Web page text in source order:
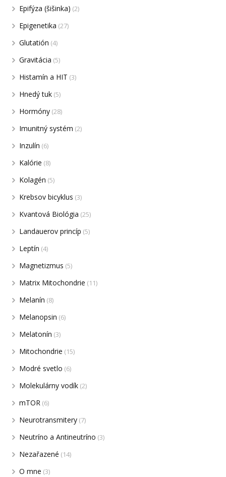
Epifýza (šišinka) (2)
Epigenetika (27)
Glutatión (4)
Gravitácia (5)
Histamín a HIT (3)
Hnedý tuk (5)
Hormóny (28)
Imunitný systém (2)
Inzulín (6)
Kalórie (8)
Kolagén (5)
Krebsov bicyklus (3)
Kvantová Biológia (25)
Landauerov princíp (5)
Leptín (4)
Magnetizmus (5)
Matrix Mitochondrie (11)
Melanín (8)
Melanopsin (6)
Melatonín (3)
Mitochondrie (15)
Modré svetlo (6)
Molekulárny vodík (2)
mTOR (6)
Neurotransmitery (7)
Neutríno a Antineutríno (3)
Nezařazené (14)
O mne (3)